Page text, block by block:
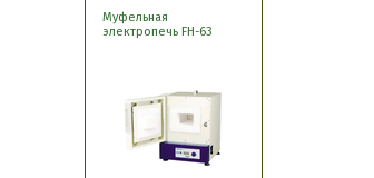
Муфельная
электропечь FH-63